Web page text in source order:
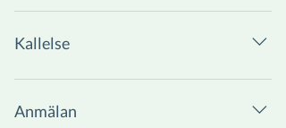
Kallelse
Anmälan